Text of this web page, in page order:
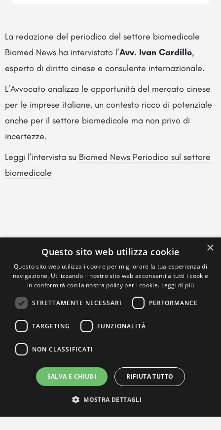
La redazione del periodico del settore biomedicale
Biomed News ha intervistato l’Avv. Ivan Cardillo,
esperto di diritto cinese e consulente internazionale.
L’Avvocato analizza le opportunità del mercato cinese
per le imprese italiane, un contesto ricco di potenziale
anche per il settore biomedicale ma non privo di
incertezze.
Leggi l’intervista su Biomed News Periodico sul settore
biomedicale
×
Questo sito web utilizza cookie
Questo sito web utilizza i cookie per migliorare la tua esperienza di
navigazione. Utilizzando il nostro sito web acconsenti a tutti i cookie
in conformità con la nostra policy per i cookie. Leggi di più
STRETTAMENTE NECESSARI PERFORMANCE
TARGETING FUNZIONALITÀ
NON CLASSIFICATI
SALVA E CHIUDI RIFIUTA TUTTO
MOSTRA DETTAGLI